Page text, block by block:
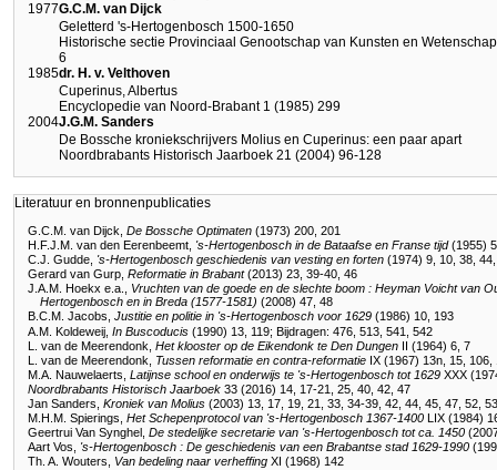
1977G.C.M. van Dijck
Geletterd 's-Hertogenbosch 1500-1650
Historische sectie Provinciaal Genootschap van Kunsten en
6
1985dr. H. v. Velthoven
Cuperinus, Albertus
Encyclopedie van Noord-Brabant 1 (1985) 299
2004J.G.M. Sanders
De Bossche kroniekschrijvers Molius en Cuperinus: een paar apart
Noordbrabants Historisch Jaarboek 21 (2004) 96-128
Literatuur en bronnenpublicaties
G.C.M. van Dijck, De Bossche Optimaten (1973) 200, 201
H.F.J.M. van den Eerenbeemt, 's-Hertogenbosch in de Bataafse en Franse tijd(1955)
C.J. Gudde, 's-Hertogenbosch geschiedenis van vesting en forten (1974) 9, 10, 38,
Gerard van Gurp, Reformatie in Brabant(2013) 23, 39-40, 46
J.A.M. Hoekx e.a., Vruchten van de goede en de slechte boom : Heyman Voicht van
Hertogenbosch en in Breda (1577-1581) (2008) 47, 48
B.C.M. Jacobs, Justitie en politie in 's-Hertogenbosch voor 1629 (1986) 10, 193
A.M. Koldeweij, In Buscoducis (1990) 13, 119; Bijdragen: 476, 513, 541, 542
L. van de Meerendonk, Het klooster op de Eikendonk te Den Dungen II (1964) 6, 7
L. van de Meerendonk, Tussen reformatie en contra-reformatie IX (1967) 13n, 15, 106,
M.A. Nauwelaerts, Latijnse school en onderwijs te 's-Hertogenbosch tot 1629 XXX
Noordbrabants Historisch Jaarboek 33 (2016) 14, 17-21, 25, 40, 42, 47
Jan Sanders, Kroniek van Molius (2003) 13, 17, 19, 21, 33, 34-39, 42, 44, 45, 47, 52,
M.H.M. Spierings, Het Schepenprotocol van 's-Hertogenbosch 1367-1400 LIX (1984)
Geertrui Van Synghel, De stedelijke secretarie van 's-Hertogenbosch tot ca. 1450
Aart Vos, 's-Hertogenbosch : De geschiedenis van een Brabantse stad 1629-1990
Th. A. Wouters, Van bedeling naar verheffing XI (1968) 142